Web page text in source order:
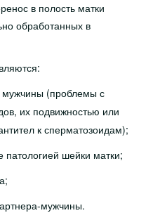
в полость матки
обработанных в
мужчины (проблемы с
их подвижностью или
к сперматозоидам);
патологией шейки матки;
мужчины.